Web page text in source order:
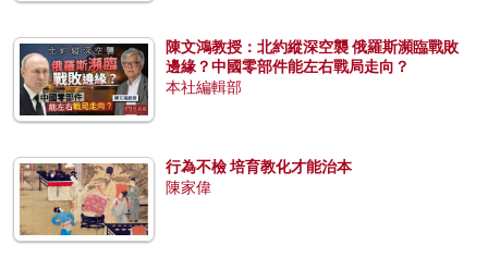
陳文鴻教授：北約縱深空襲 俄羅斯瀕臨戰敗
邊緣？中國零部件能左右戰局走向？
本社編輯部
行為不檢 培育教化才能治本
陳家偉